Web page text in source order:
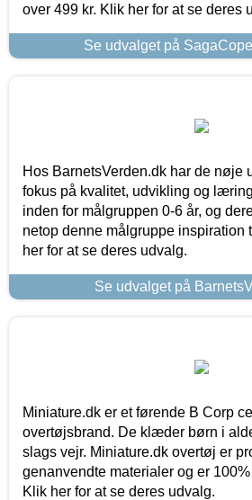
over 499 kr. Klik her for at se deres
Se udvalget på
Hos BarnetsVerden.dk har de nøje
fokus på kvalitet, udvikling og
inden for målgruppen 0-6 år, og
netop denne målgruppe
her for at se deres udvalg.
Se udvalget på
Miniature.dk er et førende B Corp
overtøjsbrand. De klæder børn i
slags vejr. Miniature.dk overtøj er
genanvendte materialer og er
Klik her for at se deres udvalg.